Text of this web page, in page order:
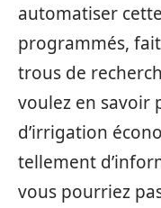
automatiser
programmés,
trous de
voulez en savoir
d’irrigation
tellement
vous pourriez